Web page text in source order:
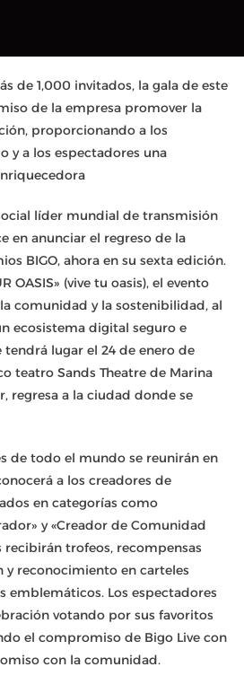
de 1,000 invitados, la gala de este
de la empresa promover la
proporcionando a los
y a los espectadores una
líder mundial de transmisión
en anunciar el regreso de la
BIGO, ahora en su sexta edición.
OASIS» (vive tu oasis), el evento
comunidad y la sostenibilidad, al
ecosistema digital seguro e
tendrá lugar el 24 de enero de
teatro Sands Theatre de Marina
regresa a la ciudad donde se
de todo el mundo se reunirán en
a los creadores de
en categorías como
y «Creador de Comunidad
recibirán trofeos, recompensas
reconocimiento en carteles
emblemáticos. Los espectadores
votando por sus favoritos
el compromiso de Bigo Live con
con la comunidad.